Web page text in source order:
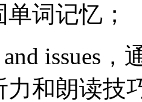
词记忆；
issues ，
力和朗读技